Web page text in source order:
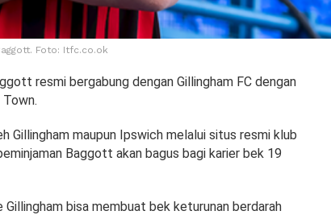
Foto: Itfc.co.ok
resmi bergabung dengan Gillingham FC dengan
Gillingham maupun Ipswich melalui situs resmi klub
Baggott akan bagus bagi karier bek 19
bisa membuat bek keturunan berdarah